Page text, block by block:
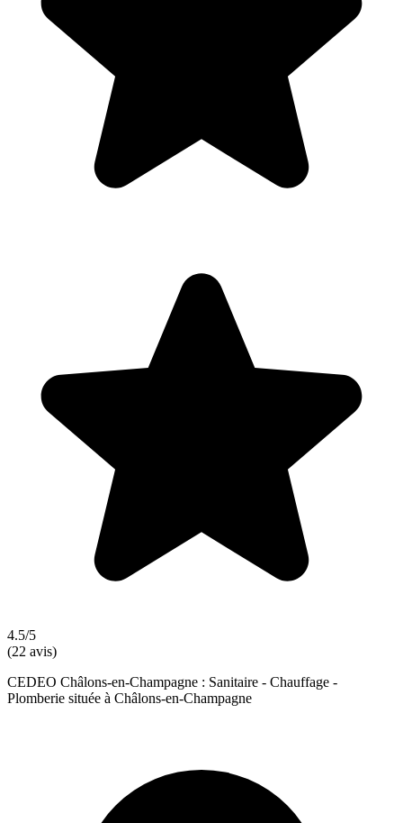
4.5/5
(22 avis)
CEDEO Châlons-en-Champagne : Sanitaire - Chauffage -
Plomberie située à Châlons-en-Champagne